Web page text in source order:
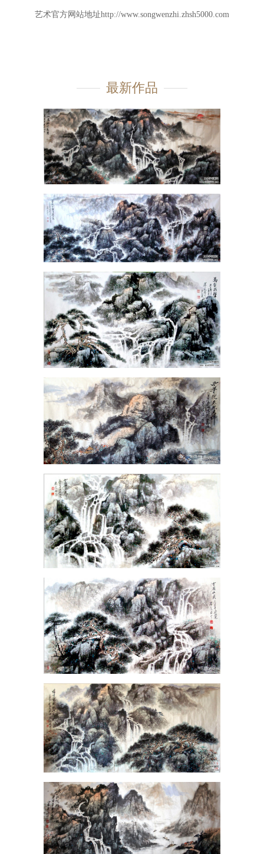
艺术官方网站地址http://www.songwenzhi.zhsh5000.com
最新作品